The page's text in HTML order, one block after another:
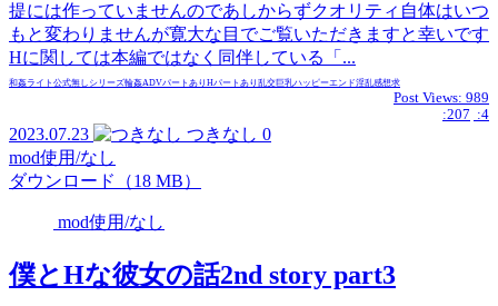
提には作っていませんのであしからずクオリティ自体はいつ
もと変わりませんが寛大な目でご覧いただきますと幸いです
Hに関しては本編ではなく同伴している「...
和姦ライト 公式無し シリーズ輪姦ADVパートあり Hパートあり 乱交巨乳ハッピーエンド淫乱感想求
Post Views: 989
:207 :4
2023.07.23 つきなし 0
mod使用/なし
ダウンロード（18 MB）
mod使用/なし
僕とHな彼女の話2nd story part3